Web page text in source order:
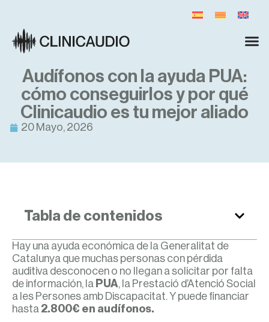
Audífonos con la ayuda PUA:
cómo conseguirlos y por qué
Clinicaudio es tu mejor aliado
20 Mayo, 2026
Tabla de contenidos
Hay una ayuda económica de la Generalitat de
Catalunya que muchas personas con pérdida
auditiva desconocen o no llegan a solicitar por falta
de información, la PUA, la Prestació d’Atenció Social
a les Persones amb Discapacitat. Y puede financiar
hasta 2.800€ en audífonos.